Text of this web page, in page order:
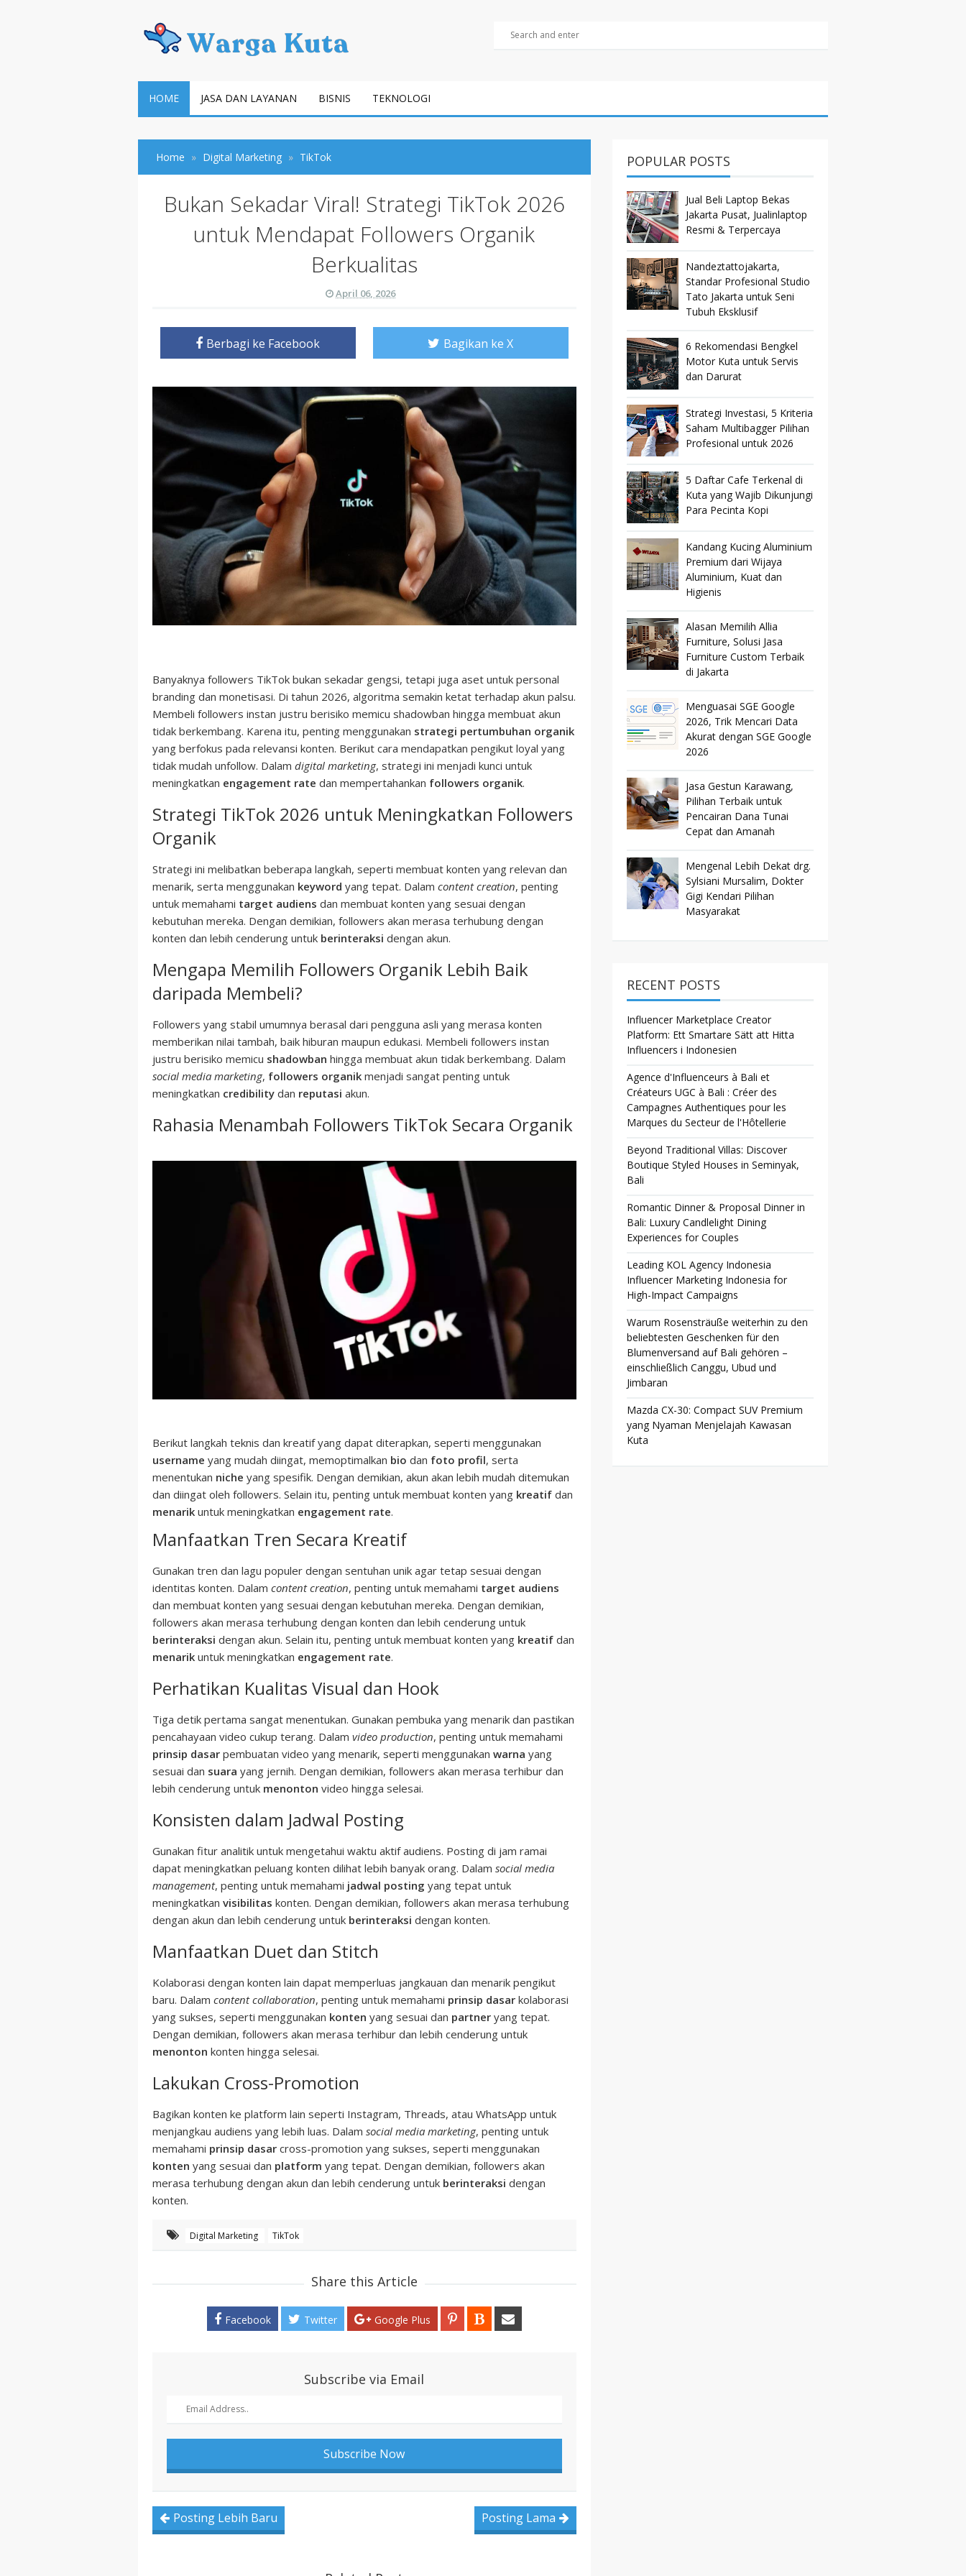
HOME JASA DAN LAYANAN BISNIS TEKNOLOGI
Home Digital Marketing TikTok
Bukan Sekadar Viral! Strategi TikTok 2026
untuk Mendapat Followers Organik
Berkualitas
April 06, 2026
Berbagi ke Facebook Bagikan ke X
Banyaknya followers TikTok bukan sekadar gengsi, tetapi juga aset untuk personal
branding dan monetisasi. Di tahun 2026, algoritma semakin ketat terhadap akun palsu.
Membeli followers instan justru berisiko memicu shadowban hingga membuat akun
tidak berkembang. Karena itu, penting menggunakan strategi pertumbuhan organik
yang berfokus pada relevansi konten. Berikut cara mendapatkan pengikut loyal yang
tidak mudah unfollow. Dalam digital marketing, strategi ini menjadi kunci untuk
meningkatkan engagement rate dan mempertahankan followers organik.
Strategi TikTok 2026 untuk Meningkatkan Followers
Organik
Strategi ini melibatkan beberapa langkah, seperti membuat konten yang relevan dan
menarik, serta menggunakan keyword yang tepat. Dalam content creation, penting
untuk memahami target audiens dan membuat konten yang sesuai dengan
kebutuhan mereka. Dengan demikian, followers akan merasa terhubung dengan
konten dan lebih cenderung untuk berinteraksi dengan akun.
Mengapa Memilih Followers Organik Lebih Baik
daripada Membeli?
Followers yang stabil umumnya berasal dari pengguna asli yang merasa konten
memberikan nilai tambah, baik hiburan maupun edukasi. Membeli followers instan
justru berisiko memicu shadowban hingga membuat akun tidak berkembang. Dalam
social media marketing, followers organik menjadi sangat penting untuk
meningkatkan credibility dan reputasi akun.
Rahasia Menambah Followers TikTok Secara Organik
Berikut langkah teknis dan kreatif yang dapat diterapkan, seperti menggunakan
username yang mudah diingat, memoptimalkan bio dan foto profil, serta
menentukan niche yang spesifik. Dengan demikian, akun akan lebih mudah ditemukan
dan diingat oleh followers. Selain itu, penting untuk membuat konten yang kreatif dan
menarik untuk meningkatkan engagement rate.
Manfaatkan Tren Secara Kreatif
Gunakan tren dan lagu populer dengan sentuhan unik agar tetap sesuai dengan
identitas konten. Dalam content creation, penting untuk memahami target audiens
dan membuat konten yang sesuai dengan kebutuhan mereka. Dengan demikian,
followers akan merasa terhubung dengan konten dan lebih cenderung untuk
berinteraksi dengan akun. Selain itu, penting untuk membuat konten yang kreatif dan
menarik untuk meningkatkan engagement rate.
Perhatikan Kualitas Visual dan Hook
Tiga detik pertama sangat menentukan. Gunakan pembuka yang menarik dan pastikan
pencahayaan video cukup terang. Dalam video production, penting untuk memahami
prinsip dasar pembuatan video yang menarik, seperti menggunakan warna yang
sesuai dan suara yang jernih. Dengan demikian, followers akan merasa terhibur dan
lebih cenderung untuk menonton video hingga selesai.
Konsisten dalam Jadwal Posting
Gunakan fitur analitik untuk mengetahui waktu aktif audiens. Posting di jam ramai
dapat meningkatkan peluang konten dilihat lebih banyak orang. Dalam social media
management, penting untuk memahami jadwal posting yang tepat untuk
meningkatkan visibilitas konten. Dengan demikian, followers akan merasa terhubung
dengan akun dan lebih cenderung untuk berinteraksi dengan konten.
Manfaatkan Duet dan Stitch
Kolaborasi dengan konten lain dapat memperluas jangkauan dan menarik pengikut
baru. Dalam content collaboration, penting untuk memahami prinsip dasar kolaborasi
yang sukses, seperti menggunakan konten yang sesuai dan partner yang tepat.
Dengan demikian, followers akan merasa terhibur dan lebih cenderung untuk
menonton konten hingga selesai.
Lakukan Cross-Promotion
Bagikan konten ke platform lain seperti Instagram, Threads, atau WhatsApp untuk
menjangkau audiens yang lebih luas. Dalam social media marketing, penting untuk
memahami prinsip dasar cross-promotion yang sukses, seperti menggunakan
konten yang sesuai dan platform yang tepat. Dengan demikian, followers akan
merasa terhubung dengan akun dan lebih cenderung untuk berinteraksi dengan
konten.
Digital Marketing TikTok
Share this Article
Facebook Twitter Google Plus
Subscribe via Email
Posting Lebih Baru Posting Lama
POPULAR POSTS
Jual Beli Laptop Bekas
Jakarta Pusat, Jualinlaptop
Resmi & Terpercaya
Nandeztattojakarta,
Standar Profesional Studio
Tato Jakarta untuk Seni
Tubuh Eksklusif
6 Rekomendasi Bengkel
Motor Kuta untuk Servis
dan Darurat
Strategi Investasi, 5 Kriteria
Saham Multibagger Pilihan
Profesional untuk 2026
5 Daftar Cafe Terkenal di
Kuta yang Wajib Dikunjungi
Para Pecinta Kopi
Kandang Kucing Aluminium
Premium dari Wijaya
Aluminium, Kuat dan
Higienis
Alasan Memilih Allia
Furniture, Solusi Jasa
Furniture Custom Terbaik
di Jakarta
Menguasai SGE Google
2026, Trik Mencari Data
Akurat dengan SGE Google
2026
Jasa Gestun Karawang,
Pilihan Terbaik untuk
Pencairan Dana Tunai
Cepat dan Amanah
Mengenal Lebih Dekat drg.
Sylsiani Mursalim, Dokter
Gigi Kendari Pilihan
Masyarakat
RECENT POSTS
Influencer Marketplace Creator
Platform: Ett Smartare Sätt att Hitta
Influencers i Indonesien
Agence d'Influenceurs à Bali et
Créateurs UGC à Bali : Créer des
Campagnes Authentiques pour les
Marques du Secteur de l'Hôtellerie
Beyond Traditional Villas: Discover
Boutique Styled Houses in Seminyak,
Bali
Romantic Dinner & Proposal Dinner in
Bali: Luxury Candlelight Dining
Experiences for Couples
Leading KOL Agency Indonesia
Influencer Marketing Indonesia for
High-Impact Campaigns
Warum Rosensträuße weiterhin zu den
beliebtesten Geschenken für den
Blumenversand auf Bali gehören –
einschließlich Canggu, Ubud und
Jimbaran
Mazda CX-30: Compact SUV Premium
yang Nyaman Menjelajah Kawasan
Kuta